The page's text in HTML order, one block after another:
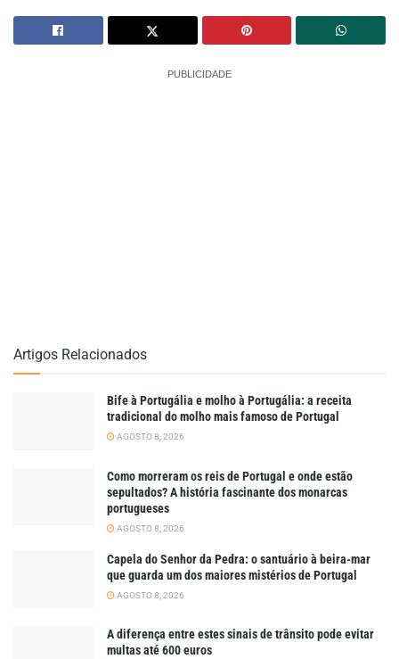
PUBLICIDADE
Artigos Relacionados
Bife à Portugália e molho à Portugália: a receita
tradicional do molho mais famoso de Portugal
AGOSTO 8, 2026
Como morreram os reis de Portugal e onde estão
sepultados? A história fascinante dos monarcas
portugueses
AGOSTO 8, 2026
Capela do Senhor da Pedra: o santuário à beira-mar
que guarda um dos maiores mistérios de Portugal
AGOSTO 8, 2026
A diferença entre estes sinais de trânsito pode evitar
multas até 600 euros